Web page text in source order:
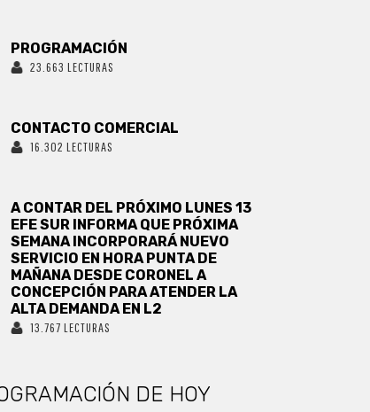
PROGRAMACIÓN
23.663 LECTURAS
CONTACTO COMERCIAL
16.302 LECTURAS
A CONTAR DEL PRÓXIMO LUNES 13
EFE SUR INFORMA QUE PRÓXIMA
SEMANA INCORPORARÁ NUEVO
SERVICIO EN HORA PUNTA DE
MAÑANA DESDE CORONEL A
CONCEPCIÓN PARA ATENDER LA
ALTA DEMANDA EN L2
13.767 LECTURAS
DE HOY